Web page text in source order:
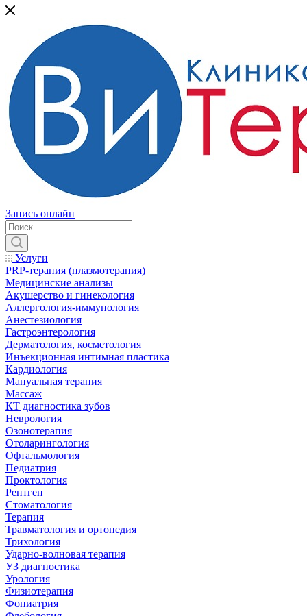
Запись онлайн
Услуги
PRP-терапия (плазмотерапия)
Медицинские анализы
Акушерство и гинекология
Аллергология-иммунология
Анестезиология
Гастроэнтерология
Дерматология, косметология
Инъекционная интимная пластика
Кардиология
Мануальная терапия
Массаж
КТ диагностика зубов
Неврология
Озонотерапия
Отоларингология
Офтальмология
Педиатрия
Проктология
Рентген
Стоматология
Терапия
Травматология и ортопедия
Трихология
Ударно-волновая терапия
УЗ диагностика
Урология
Физиотерапия
Фониатрия